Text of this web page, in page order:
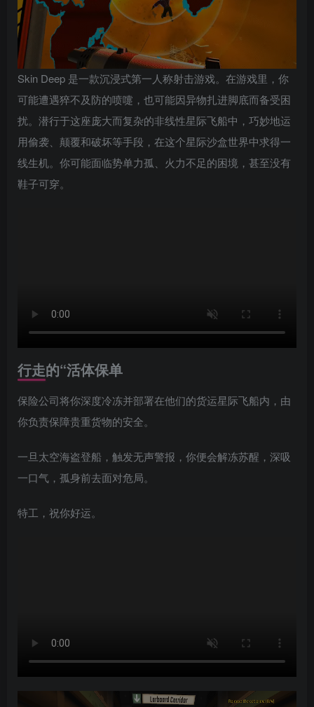
Skin Deep 是一款沉浸式第一人称射击游戏。在游戏里，你
可能遭遇猝不及防的喷嚏，也可能因异物扎进脚底而备受困
扰。潜行于这座庞大而复杂的非线性星际飞船中，巧妙地运
用偷袭、颠覆和破坏等手段，在这个星际沙盒世界中求得一
线生机。你可能面临势单力孤、火力不足的困境，甚至没有
鞋子可穿。
行走的“活体保单
保险公司将你深度冷冻并部署在他们的货运星际飞船内，由
你负责保障贵重货物的安全。
一旦太空海盗登船，触发无声警报，你便会解冻苏醒，深吸
一口气，孤身前去面对危局。
特工，祝你好运。